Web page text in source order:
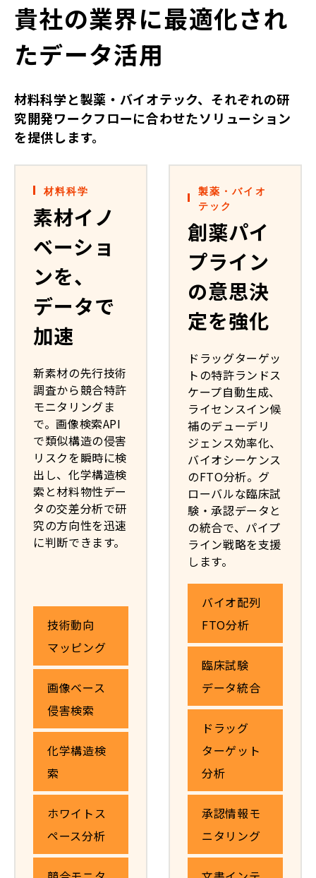
貴社の業界に最適化され
たデータ活用
材料科学と製薬・バイオテック、それぞれの研
究開発ワークフローに合わせたソリューション
を提供します。
材料科学
素材イノ
ベーショ
ンを、
データで
加速
新素材の先行技術
調査から競合特許
モニタリングま
で。画像検索API
で類似構造の侵害
リスクを瞬時に検
出し、化学構造検
索と材料物性デー
タの交差分析で研
究の方向性を迅速
に判断できます。
技術動向
マッピング
画像ベース
侵害検索
化学構造検
索
ホワイトス
ペース分析
製薬・バイオ
テック
創薬パイ
プライン
の意思決
定を強化
ドラッグターゲッ
トの特許ランドス
ケープ自動生成、
ライセンスイン候
補のデューデリ
ジェンス効率化、
バイオシーケンス
のFTO分析。グ
ローバルな臨床試
験・承認データと
の統合で、パイプ
ライン戦略を支援
します。
バイオ配列
FTO分析
臨床試験
データ統合
ドラッグ
ターゲット
分析
承認情報モ
ニタリング